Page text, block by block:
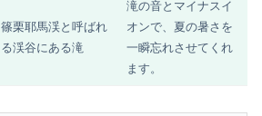
篠栗耶馬渓と呼ばれ
る渓谷にある滝
滝の音とマイナスイ
オンで、夏の暑さを
一瞬忘れさせてくれ
ます。